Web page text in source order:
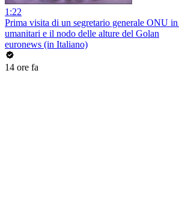
1:22
Prima visita di un segretario generale ONU
umanitari e il nodo delle alture del Golan
euronews (in Italiano)
14 ore fa